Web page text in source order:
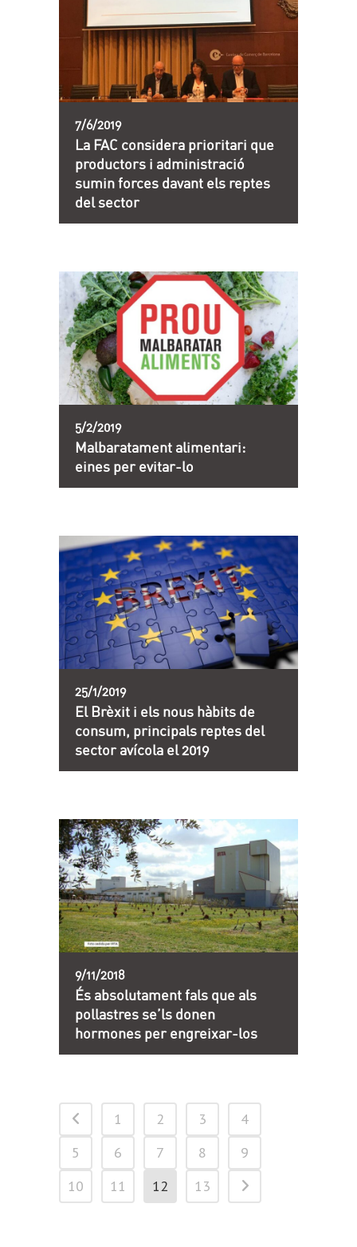
7/6/2019
La FAC considera prioritari que
productors i administració
sumin forces davant els reptes
del sector
5/2/2019
Malbaratament alimentari:
eines per evitar-lo
25/1/2019
El Brèxit i els nous hàbits de
consum, principals reptes del
sector avícola el 2019
9/11/2018
És absolutament fals que als
pollastres se’ls donen
hormones per engreixar-los
1 2 3
4
5
6 7 8
9
10
11 12 13